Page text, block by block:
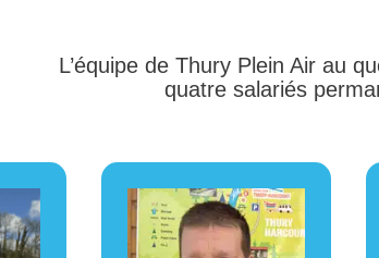
L’équipe de Thury Plein Air au
quatre salariés